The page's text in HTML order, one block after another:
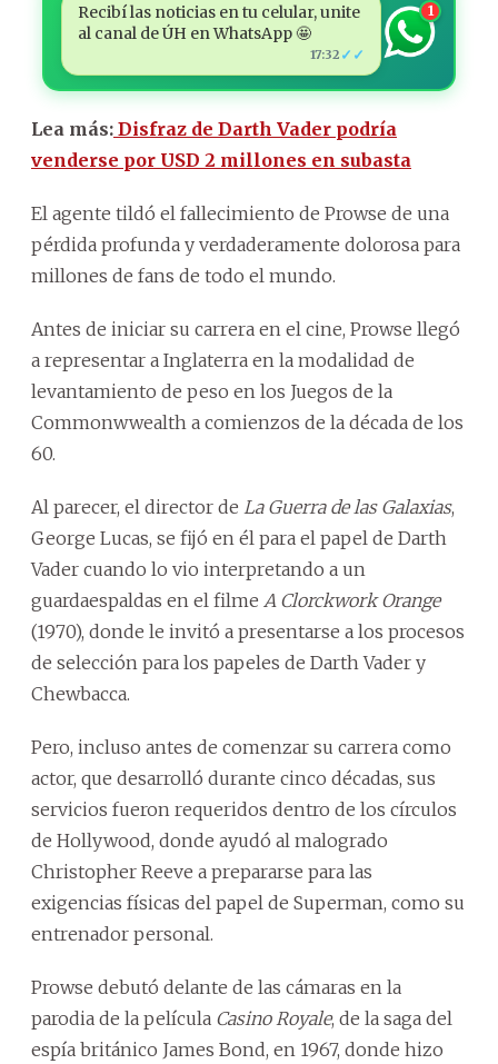
Recibí las noticias en tu celular, unite
al canal de ÚH en WhatsApp 🤩
17:32 ✓✓
1
Lea más: Disfraz de Darth Vader podría
venderse por USD 2 millones en subasta
El agente tildó el fallecimiento de Prowse de una
pérdida profunda y verdaderamente dolorosa para
millones de fans de todo el mundo.
Antes de iniciar su carrera en el cine, Prowse llegó
a representar a Inglaterra en la modalidad de
levantamiento de peso en los Juegos de la
Commonwwealth a comienzos de la década de los
60.
Al parecer, el director de La Guerra de las Galaxias,
George Lucas, se fijó en él para el papel de Darth
Vader cuando lo vio interpretando a un
guardaespaldas en el filme A Clorckwork Orange
(1970), donde le invitó a presentarse a los procesos
de selección para los papeles de Darth Vader y
Chewbacca.
Pero, incluso antes de comenzar su carrera como
actor, que desarrolló durante cinco décadas, sus
servicios fueron requeridos dentro de los círculos
de Hollywood, donde ayudó al malogrado
Christopher Reeve a prepararse para las
exigencias físicas del papel de Superman, como su
entrenador personal.
Prowse debutó delante de las cámaras en la
parodia de la película Casino Royale, de la saga del
espía británico James Bond, en 1967, donde hizo